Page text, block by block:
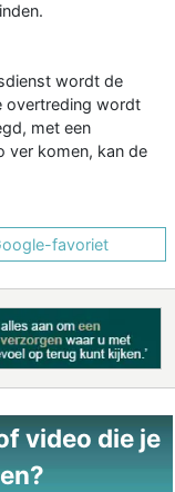
wordt de
overtreding wordt
met een
ver komen, kan de
favoriet
video die je